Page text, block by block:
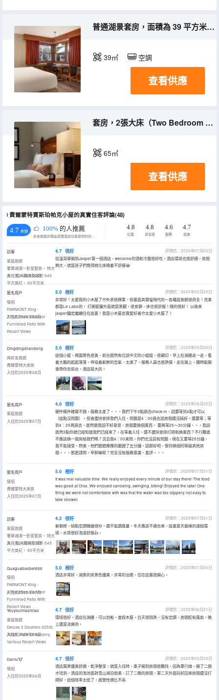
普通湖景套房，面積為 39 平方米（425 平方英尺），配備 1 張特大床和木壁爐，設有會客區，可欣賞湖景
39㎡ 空調
查看供應
套房，2張大床（Two Bedroom Suite King Queen - 700Sf，65Sm， Sitting Area with Woodstove and Resort Views）
65㎡
查看供應
費爾蒙特賈斯珀帕克小屋的真實住客評論(48)
4.7 /5分 100% 的人推薦
永安旅遊評價由真實酒店住客提供的評價。
4.8
位置
4.8
清潔度
4.6
服務
4.7
設施
訪客
家庭旅遊
奢華湖濱一卧室套房， 特大
床， 私人陽台及湖景-545
平方英尺， 50平方米
入住於2026年06月
4.7 很好
評價於：2026年07月03日
從温哥華開到Jasper第一個酒店，welcome的酒和冷盤很好吃。酒店環境也很舒適，房間
夠大，就是孩子們覺得梳化床睡着不舒服😭
匿名用戶
情侶
FAIRMONT King -
275sf,25sm, Outdoor
Furnished Patio With
Resort Views
入住於2026年02月
5.0 極好
評價於：2026年02月20日
非常好！太愛我的小木屋了🥹外表很樸素，但裏面其實蠻現代的～各種設施都很齊全！洗漱
都是Le Labo的。 打開窗簾外面就是景觀，很安靜，床也很舒服！睡的很好！ 以後來
jasper鐵定繼續住在這裏！我是小木屋忠實愛好者🥹太愛小木屋了！
Dingdingshandong
與好友旅遊
費爾蒙特大床房
入住於2025年08月
5.0 極好
評價於：2025年09月05日
這個小屋，周圍景色很美，前台居然有位説中文的小姐姐，很親切。早上在湖邊走一走，看
着大鵝的起起落落，呼吸着新鮮的空氣，太美了。服務人員也很熱情，走在路上，隨時能開
車帶你去前台。酒店挺大的。
匿名用戶
家庭旅遊
入住於2025年07月
4.0 很好
評價於：2025年08月02日
硬件條件確實不錯，服務太差了。。。我們下午3點過去check-in，説要等到4點才可以
（這點沒問題），但會盡快安排我們入住。問題是4：00過去説房間還沒搞好，還要等；等
到4：25再過去，居然跟我説不好意思，房間要換個東西， 要再等25～30分鐘。。。我説
既然3點你就已經知道我們已經來了，在等着入住，還不盡快安排打掃和換東西？不行難道
不應該換一間房給我們嗎？況且我4：00來問，你們也沒説有問題，現在又要等25分鐘，
我不能接受。然後，他們猶猶豫豫的磨蹭了五分鐘，説那好吧，幫你換個同等級其他房
間。。。那麼請問，早幹嘛呢？完全沒有服務意識，差評。。。
匿名用戶
情侶
費爾蒙特大床房
入住於2025年07月
5.0 極好
評價於：2025年07月31日
It was real valuable time. We really enjoyed every minute of our stay there! The food
was good at Orso. We enjoyed canoeing, swinging, biking! Enjoyed the lake! One
thing we were not comfortable with was that the water was too slippery. not easy to
take shower.
訪客
家庭旅遊
奢華湖濱一卧室套房， 特大
床， 私人陽台及湖景-545
平方英尺， 50平方米
入住於2025年07月
4.2 很好
評價於：2025年07月21日
新裝修，缺點空調機器很吵，還不能調風量。冬天應該不適合來，這裏夏天最棒的渡假環
境。水質很好泡澡舒服👍。
Guaguabaobei666
情侶
FAIRMONT King -
275sf,25sm, Outdoor
Furnished Patio With
Resort Views
入住於2025年07月
5.0 極好
評價於：2025年07月04日
酒店非常好，湖景的房景色優美，非常的治癒，住在這裏很開心。
Youyoumiaomiao
家庭旅遊
Deluxe 2 Doubles-325Sf,
30Sm, Patio Or Balcony,
Various Resort Views
入住於2025年06月
4.7 很好
評價於：2025年06月21日
環境很好，酒店在湖邊，可以划船。度假木屋，白天很悶熱，沒有空調，房間配有風扇。晚
上還是涼爽的。
Daniu🐮
情侶
入住於2025年04月
4.7 很好
評價於：2025年05月05日
酒店風景優美舒適、乾淨整潔，就是入住時，車子開到房間很難找，因為單行線，開了二圈
才找到，酒店的泡池面對雪山湖泊很美，訂了二晚的房間，第二天外面玩好回來房間還沒打
掃好，這個效率太低了，感覺性價比不高